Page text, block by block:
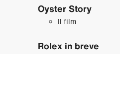
Oyster Story
Il film
Rolex in breve